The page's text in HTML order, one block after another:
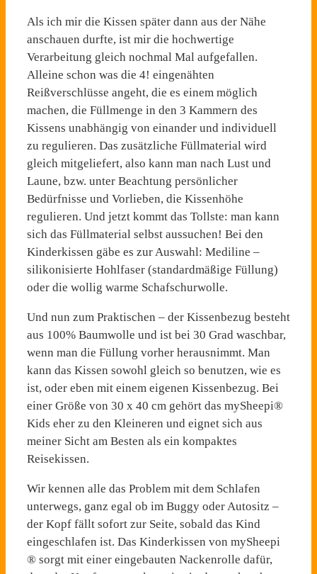
Als ich mir die Kissen später dann aus der Nähe
anschauen durfte, ist mir die hochwertige
Verarbeitung gleich nochmal Mal aufgefallen.
Alleine schon was die 4! eingenähten
Reißverschlüsse angeht, die es einem möglich
machen, die Füllmenge in den 3 Kammern des
Kissens unabhängig von einander und individuell
zu regulieren. Das zusätzliche Füllmaterial wird
gleich mitgeliefert, also kann man nach Lust und
Laune, bzw. unter Beachtung persönlicher
Bedürfnisse und Vorlieben, die Kissenhöhe
regulieren. Und jetzt kommt das Tollste: man kann
sich das Füllmaterial selbst aussuchen! Bei den
Kinderkissen gäbe es zur Auswahl: Mediline –
silikonisierte Hohlfaser (standardmäßige Füllung)
oder die wollig warme Schafschurwolle.
Und nun zum Praktischen – der Kissenbezug besteht
aus 100% Baumwolle und ist bei 30 Grad waschbar,
wenn man die Füllung vorher herausnimmt. Man
kann das Kissen sowohl gleich so benutzen, wie es
ist, oder eben mit einem eigenen Kissenbezug. Bei
einer Größe von 30 x 40 cm gehört das mySheepi®
Kids eher zu den Kleineren und eignet sich aus
meiner Sicht am Besten als ein kompaktes
Reisekissen.
Wir kennen alle das Problem mit dem Schlafen
unterwegs, ganz egal ob im Buggy oder Autositz –
der Kopf fällt sofort zur Seite, sobald das Kind
eingeschlafen ist. Das Kinderkissen von mySheepi
® sorgt mit einer eingebauten Nackenrolle dafür,